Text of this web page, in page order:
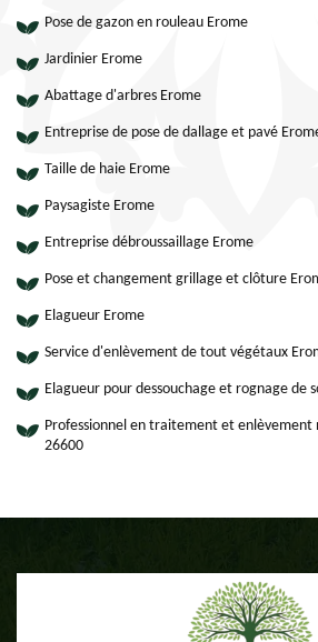
Pose de gazon en rouleau Erome
Jardinier Erome
Abattage d'arbres Erome
Entreprise de pose de dallage et pavé
Taille de haie Erome
Paysagiste Erome
Entreprise débroussaillage Erome
Pose et changement grillage et clôture
Elagueur Erome
Service d'enlèvement de tout végétaux
Elagueur pour dessouchage et rognage de
Professionnel en traitement et enlèvement
26600